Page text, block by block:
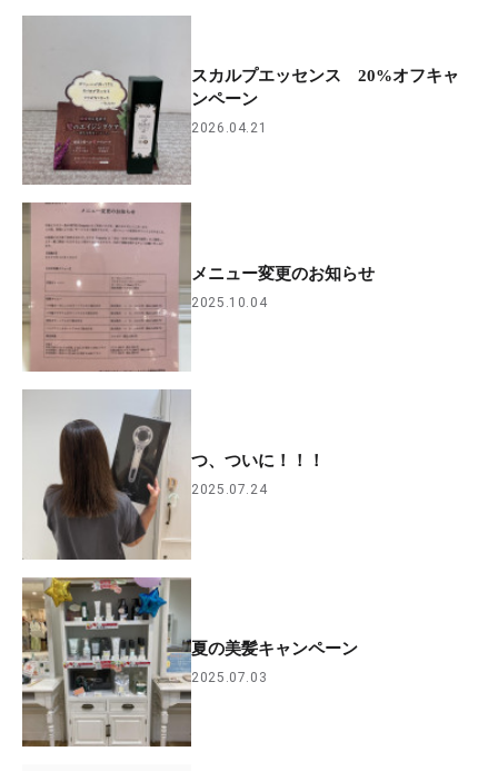
スカルプエッセンス 20%オフキャ
ンペーン
2026.04.21
メニュー変更のお知らせ
2025.10.04
つ、ついに！！！
2025.07.24
夏の美髪キャンペーン
2025.07.03